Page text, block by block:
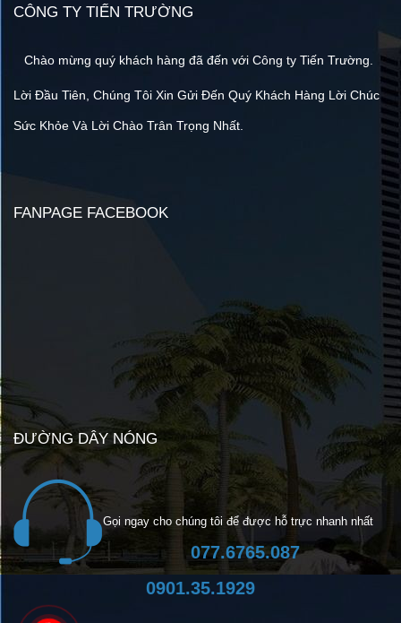
CÔNG TY TIẾN TRƯỜNG
Chào mừng quý khách hàng đã đến với Công ty Tiến Trường.
Lời Đầu Tiên, Chúng Tôi Xin Gửi Đến Quý Khách Hàng Lời Chúc
Sức Khỏe Và Lời Chào Trân Trọng Nhất.
FANPAGE FACEBOOK
ĐƯỜNG DÂY NÓNG
Gọi ngay cho chúng tôi để được hỗ trực nhanh nhất
077.6765.087
0901.35.1929